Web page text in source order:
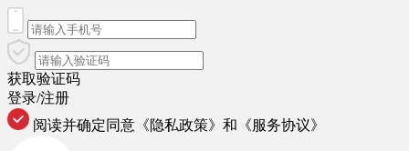
获取验证码
登录/注册
阅读并确定同意 《隐私政策》 和 《服务协议》